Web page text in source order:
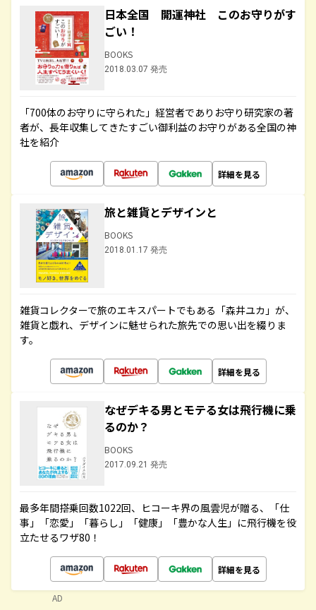
日本全国 開運神社 このお守りがす
ごい！
BOOKS
2018.03.07 発売
「700体のお守りに守られた」経営者でありお守り研究家の著
者が、長年収集してきたすごい御利益のお守りがある全国の神
社を紹介
詳細を見る
旅と雑貨とデザインと
BOOKS
2018.01.17 発売
雑貨コレクターで旅のエキスパートでもある「森井ユカ」が、
雑貨と戯れ、デザインに魅せられた旅先での思い出を綴りま
す。
詳細を見る
なぜデキる男とモテる女は飛行機に乗
るのか？
BOOKS
2017.09.21 発売
最多年間搭乗回数1022回、ヒコーキ界の風雲児が贈る、「仕
事」「恋愛」「暮らし」「健康」「豊かな人生」に飛行機を役
立たせるワザ80！
詳細を見る
AD